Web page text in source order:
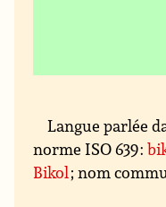
Langue parlée
norme ISO 639 :
Bikol; nom